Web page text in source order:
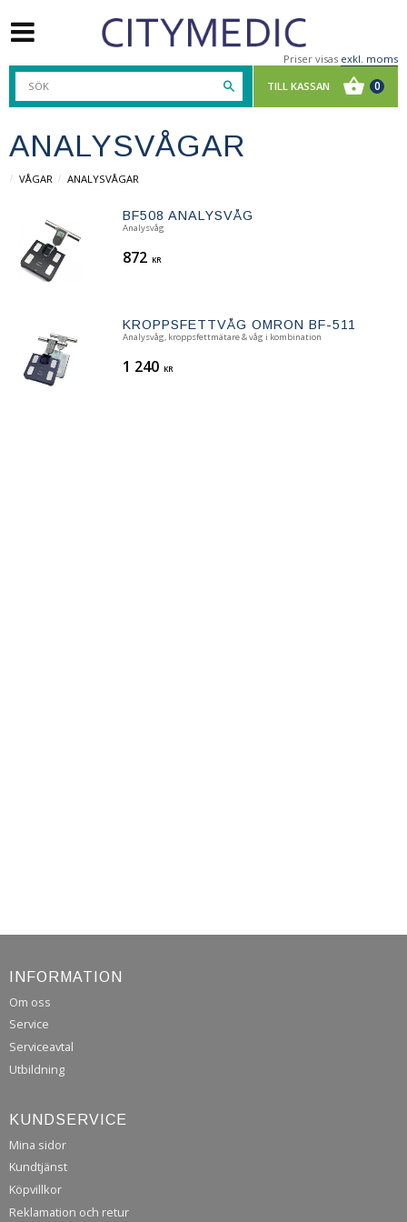
Priser visas exkl. moms
ANALYSVÅGAR
VÅGAR ANALYSVÅGAR
BF508 ANALYSVÅG
Analysvåg
872 KR
KROPPSFETTVÅG OMRON BF-511
Analysvåg, kroppsfettmätare & våg i kombination
1 240 KR
INFORMATION
Om oss
Service
Serviceavtal
Utbildning
KUNDSERVICE
Mina sidor
Kundtjänst
Köpvillkor
Reklamation och retur